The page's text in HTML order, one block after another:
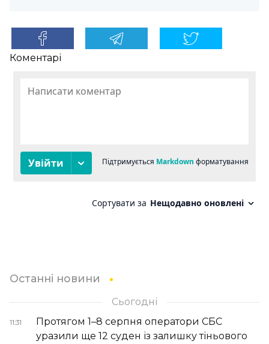
Коментарі
Останні новини
Сьогодні
11:31
Протягом 1–8 серпня оператори СБС
уразили ще 12 суден із залишку тіньового